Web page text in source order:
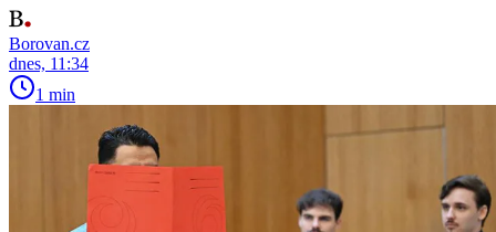
Borovan.cz
dnes, 11:34
1 min